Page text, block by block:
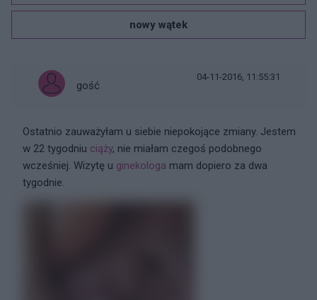
nowy wątek
gość
04-11-2016, 11:55:31
Ostatnio zauważyłam u siebie niepokojące zmiany. Jestem
w 22 tygodniu ciąży, nie miałam czegoś podobnego
wcześniej. Wizytę u ginekologa mam dopiero za dwa
tygodnie.